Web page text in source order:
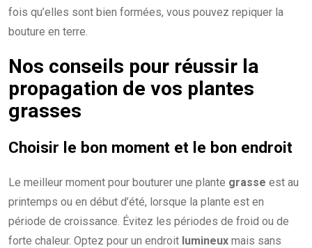
fois qu’elles sont bien formées, vous pouvez repiquer la
bouture en terre.
Nos conseils pour réussir la
propagation de vos plantes
grasses
Choisir le bon moment et le bon endroit
Le meilleur moment pour bouturer une plante grasse est au
printemps ou en début d’été, lorsque la plante est en
période de croissance. Évitez les périodes de froid ou de
forte chaleur. Optez pour un endroit lumineux mais sans